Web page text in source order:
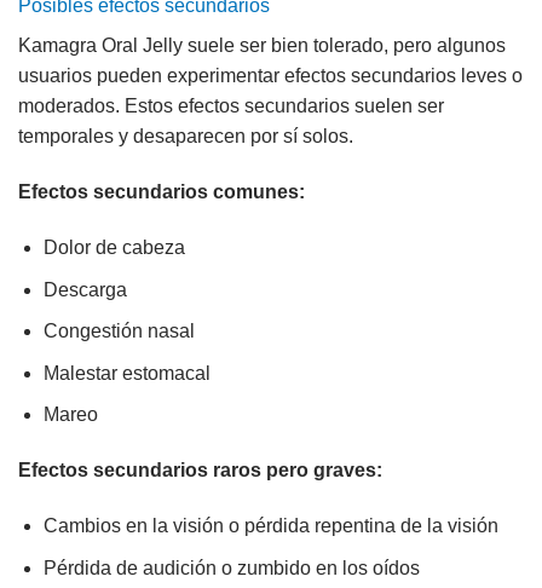
Posibles efectos secundarios
Kamagra Oral Jelly suele ser bien tolerado, pero algunos
usuarios pueden experimentar efectos secundarios leves o
moderados. Estos efectos secundarios suelen ser
temporales y desaparecen por sí solos.
Efectos secundarios comunes:
Dolor de cabeza
Descarga
Congestión nasal
Malestar estomacal
Mareo
Efectos secundarios raros pero graves:
Cambios en la visión o pérdida repentina de la visión
Pérdida de audición o zumbido en los oídos